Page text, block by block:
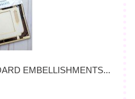
EMBELLISHMENTS...